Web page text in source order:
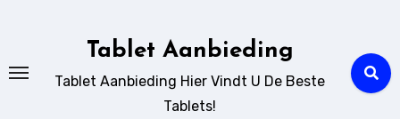
Tablet Aanbieding
Tablet Aanbieding Hier Vindt U De Beste
Tablets!